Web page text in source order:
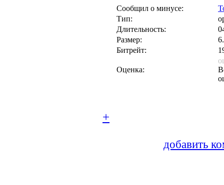
Сообщил о минусе:
Тип:
Длительность:
Размер:
Битрейт:
Оценка:
+
добавить